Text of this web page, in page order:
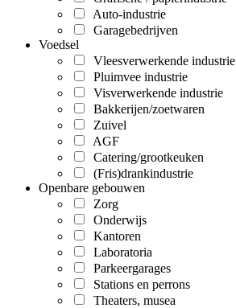
Auto-industrie
Garagebedrijven
Voedsel
Vleesverwerkende industrie
Pluimvee industrie
Visverwerkende industrie
Bakkerijen/zoetwaren
Zuivel
AGF
Catering/grootkeuken
(Fris)drankindustrie
Openbare gebouwen
Zorg
Onderwijs
Kantoren
Laboratoria
Parkeergarages
Stations en perrons
Theaters, musea